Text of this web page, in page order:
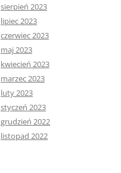
sierpień 2023
lipiec 2023
czerwiec 2023
maj 2023
kwiecień 2023
marzec 2023
luty 2023
styczeń 2023
grudzień 2022
listopad 2022